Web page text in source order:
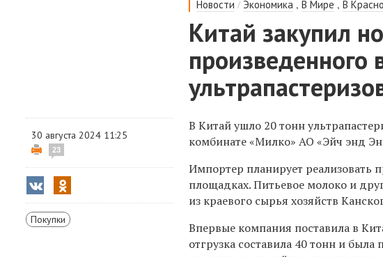
Новости / Экономика ,В Мире ,В
Китай закупил
произведенного
30 августа 2024 11:25
23
Покупки
В Китай ушло 20 тонн
комбинате «Милко» АО «Эйч энд
Импортер планирует реализовать
площадках. Питьевое молоко и
из краевого сырья хозяйств
Впервые компания поставила в
отгрузка составила 40 тонн и